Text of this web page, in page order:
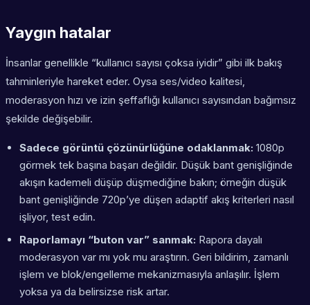
Yaygın hatalar
İnsanlar genellikle “kullanıcı sayısı çoksa iyidir” gibi ilk bakış
tahminleriyle hareket eder. Oysa ses/video kalitesi,
moderasyon hızı ve izin şeffaflığı kullanıcı sayısından bağımsız
şekilde değişebilir.
Sadece görüntü çözünürlüğüne odaklanmak: 1080p
görmek tek başına başarı değildir. Düşük bant genişliğinde
akışın kademeli düşüp düşmediğine bakın; örneğin düşük
bant genişliğinde 720p’ye düşen adaptif akış kriterleri nasıl
işliyor, test edin.
Raporlamayı “buton var” sanmak: Rapora dayalı
moderasyon var mı yok mu araştırın. Geri bildirim, zamanlı
işlem ve blok/engelleme mekanizmasıyla anlaşılır. İşlem
yoksa ya da belirsizse risk artar.